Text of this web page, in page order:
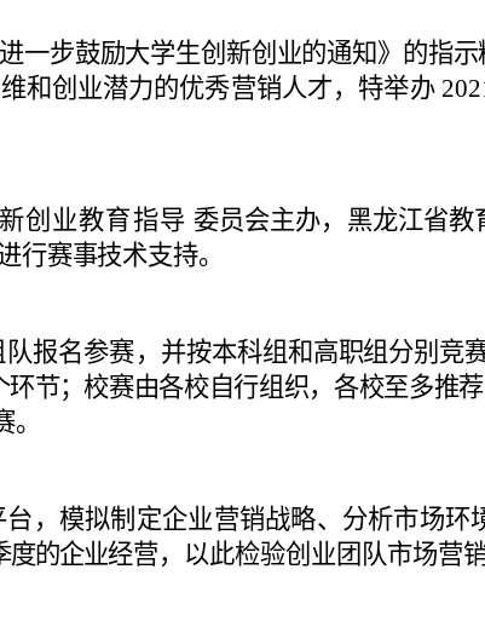
一步鼓励大学生创新创业的通知》的指
和创业潜力的优秀营销人才，特举办
创业教育指导 委员会主办，黑龙江省
行赛事技术支持。
报名参赛，并按本科组和高职组分别竞
环节；校赛由各校自行组织，各校至多推荐
，模拟制定企业营销战略、分析市场环
度的企业经营，以此检验创业团队市场营